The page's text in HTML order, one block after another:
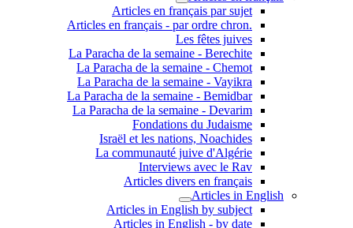
Articles en français par sujet
.Articles en français - par ordre chron
Les fêtes juives
La Paracha de la semaine - Berechite
La Paracha de la semaine - Chemot
La Paracha de la semaine - Vayikra
La Paracha de la semaine - Bemidbar
La Paracha de la semaine - Devarim
Fondations du Judaisme
Israël et les nations, Noachides
La communauté juive d'Algérie
Interviews avec le Rav
Articles divers en français
Articles in English
Articles in English by subject
Articles in English - by date